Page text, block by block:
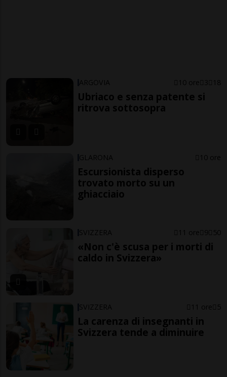
ARGOVIA 10 ore 3 18
Ubriaco e senza patente si
ritrova sottosopra
GLARONA 10 ore
Escursionista disperso
trovato morto su un
ghiacciaio
SVIZZERA 11 ore 9 50
«Non c'è scusa per i morti di
caldo in Svizzera»
SVIZZERA 11 ore 5
La carenza di insegnanti in
Svizzera tende a diminuire